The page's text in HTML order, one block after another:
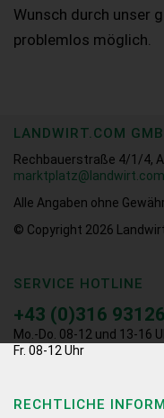
Wunsch durch unser
problemlos möglich.
LANDWIRT.COM
Rechbauerstraße 4/1/4,
marktplatz@landwirt.com
Alle Angaben ohne
© Copyright 2026
SERVICE HOTLINE
+43 (0)316
Mo.-Do. 08-12 und 13-16
Fr. 08-12 Uhr
RECHTLICHE